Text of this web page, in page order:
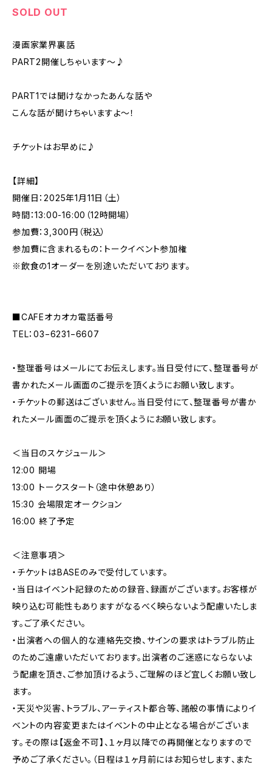
SOLD OUT
漫画家業界裏話
PART2開催しちゃいます〜♪
PART1では聞けなかったあんな話や
こんな話が聞けちゃいますよ〜！
チケットはお早めに♪
【詳細】
開催⽇：2025年1⽉11⽇（土）
時間：13:00-16:00（12時開場）
参加費：3,300円（税込）
参加費に含まれるもの：トークイベント参加権
※飲食の1オーダーを別途いただいております。
■CAFEオカオカ電話番号
TEL：03−6231−6607
・整理番号はメールにてお伝えします。当日受付にて、整理番号が
書かれたメール画面のご提示を頂くようにお願い致します。
・チケットの郵送はございません。当日受付にて、整理番号が書か
れたメール画面のご提示を頂くようにお願い致します。
＜当日のスケジュール＞
12:00 開場
13:00 トークスタート（途中休憩あり）
15:30 会場限定オークション
16:00 終了予定
＜注意事項＞
・チケットはBASEのみで受付しています。
・当⽇はイベント記録のための録⾳、録画がございます。お客様が
映り込む可能性もありますがなるべく映らないよう配慮いたしま
す。ご了承ください。
・出演者への個人的な連絡先交換、サインの要求はトラブル防止
のためご遠慮いただいております。出演者のご迷惑にならないよ
う配慮を頂き、ご参加頂けるよう、ご理解のほど宜しくお願い致し
ます。
・天災や災害、トラブル、アーティスト都合等、諸般の事情によりイ
ベントの内容変更またはイベントの中⽌となる場合がございま
す。その際は【返金不可】、１ヶ月以降での再開催となりますので
予めご了承ください。（日程は１ヶ月前にはお知らせします、また